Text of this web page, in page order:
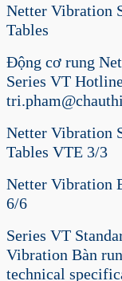
Netter Vibration
Tables
Động cơ rung
Series VT
Netter Vibration
Tables VTE 3/3
Netter Vibration
6/6
Series VT
Vibration Bàn
technical